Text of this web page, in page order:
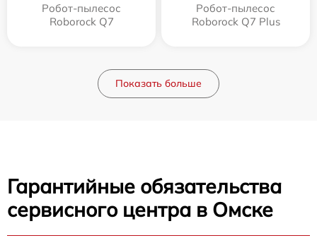
Робот-пылесос
Roborock Q7
Робот-пылесос
Roborock Q7 Plus
Показать больше
Гарантийные обязательства
сервисного центра в Омске